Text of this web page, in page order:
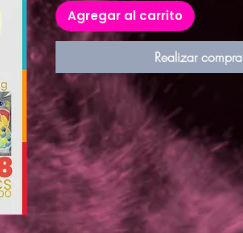
Agregar al carrito
Realizar compra